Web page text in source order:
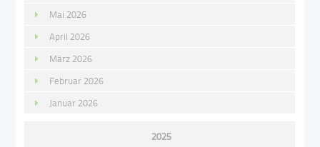
Mai 2026
April 2026
März 2026
Februar 2026
Januar 2026
2025